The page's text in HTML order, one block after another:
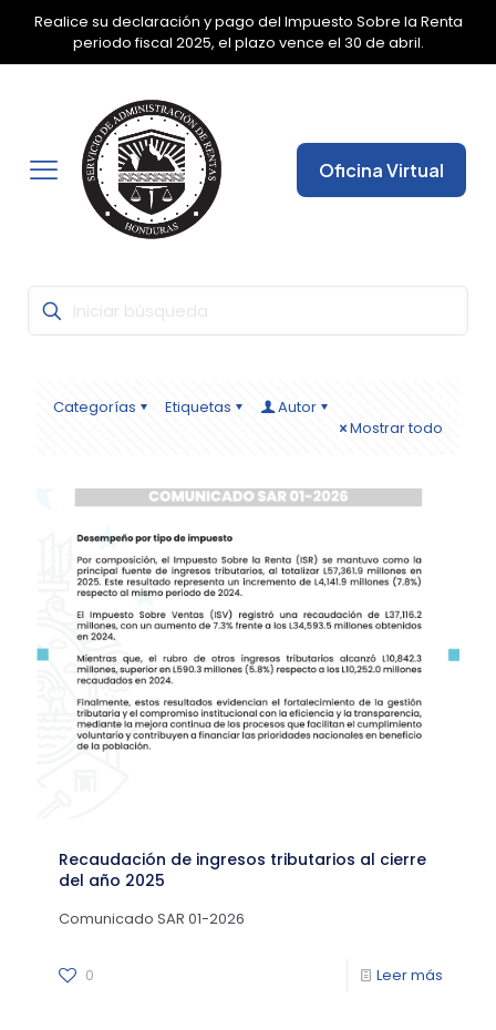
Realice su declaración y pago del Impuesto Sobre la Renta
periodo fiscal 2025, el plazo vence el 30 de abril.
✕
Oficina Virtual
Categorías Etiquetas
Autor
Mostrar todo
Recaudación de ingresos tributarios al cierre
del año 2025
Comunicado SAR 01-2026
0 Leer más